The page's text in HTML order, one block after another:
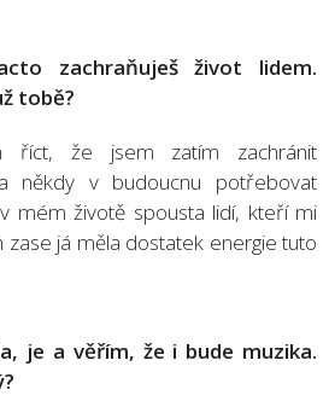
zachraňuješ život lidem.
tobě?
říct, že jsem zatím zachránit
někdy v budoucnu potřebovat
mém životě spousta lidí, kteří mi
zase já měla dostatek energie tuto
je a věřím, že i bude muzika.